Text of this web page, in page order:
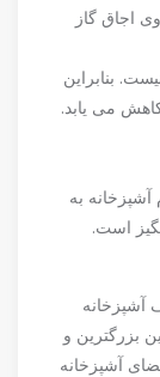
اجاق گاز
بنابراین
می یابد.
آشپزخانه به
است.
آشپزخانه
بزرگترین و
آشپزخانه